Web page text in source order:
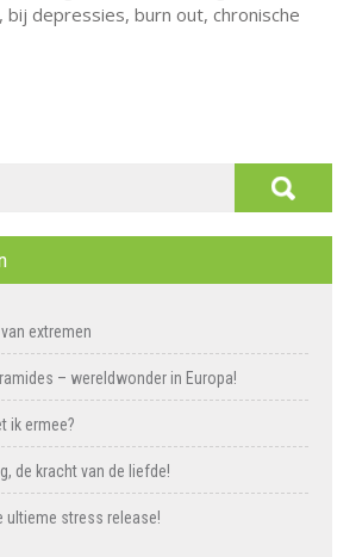
depressies, burn out, chronische
extremen
– wereldwonder in Europa!
ik ermee?
de kracht van de liefde!
ultieme stress release!